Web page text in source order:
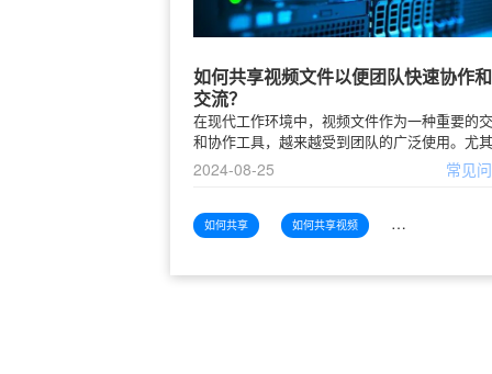
如何共享视频文件以便团队快速协作和
交流？
在现代工作环境中，视频文件作为一种重要的
和协作工具，越来越受到团队的广泛使用。尤
在远程办公以及跨地域合作日益增多的背景下
何高效地共享视频文件已经成为一个重要的问
2024-08-25 常见
如何共享 如何共享视频 如何共享视频文件